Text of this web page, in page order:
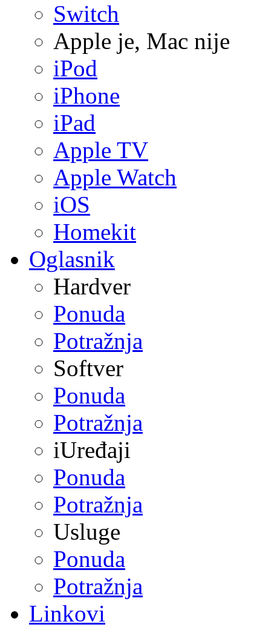
Switch
Apple je, Mac nije
iPod
iPhone
iPad
Apple TV
Apple Watch
iOS
Homekit
Oglasnik
Hardver
Ponuda
Potražnja
Softver
Ponuda
Potražnja
iUređaji
Ponuda
Potražnja
Usluge
Ponuda
Potražnja
Linkovi